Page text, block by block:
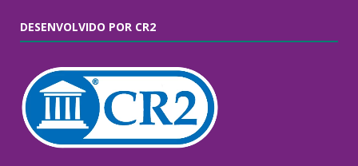
DESENVOLVIDO POR CR2